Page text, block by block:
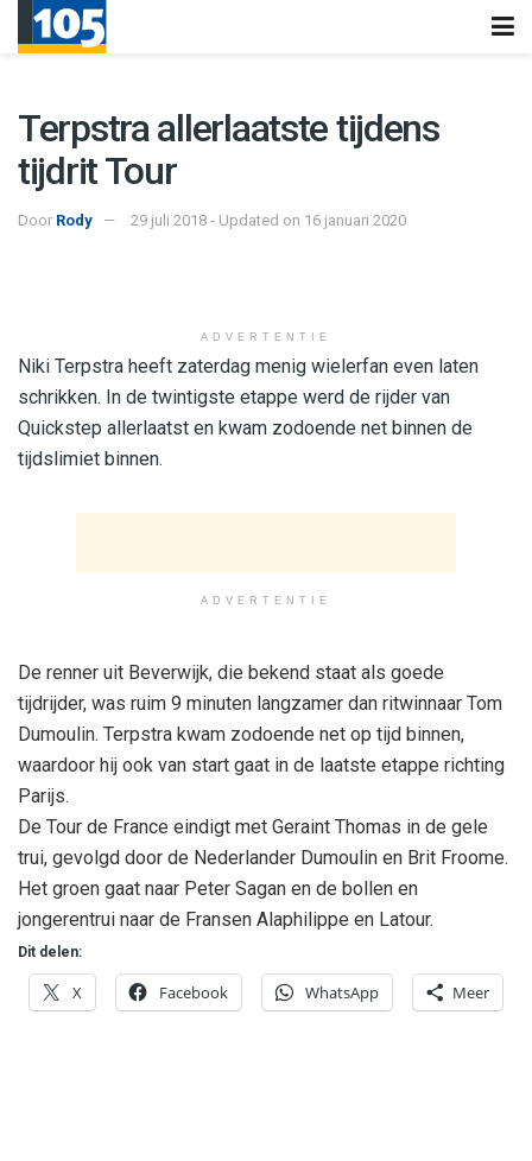
Terpstra allerlaatste tijdens
tijdrit Tour
Door Rody 29 juli 2018 - Updated on 16 januari 2020
ADVERTENTIE
Niki Terpstra heeft zaterdag menig wielerfan even laten
schrikken. In de twintigste etappe werd de rijder van
Quickstep allerlaatst en kwam zodoende net binnen de
tijdslimiet binnen.
ADVERTENTIE
De renner uit Beverwijk, die bekend staat als goede
tijdrijder, was ruim 9 minuten langzamer dan ritwinnaar Tom
Dumoulin. Terpstra kwam zodoende net op tijd binnen,
waardoor hij ook van start gaat in de laatste etappe richting
Parijs.
De Tour de France eindigt met Geraint Thomas in de gele
trui, gevolgd door de Nederlander Dumoulin en Brit Froome.
Het groen gaat naar Peter Sagan en de bollen en
jongerentrui naar de Fransen Alaphilippe en Latour.
Dit delen:
X Facebook WhatsApp Meer